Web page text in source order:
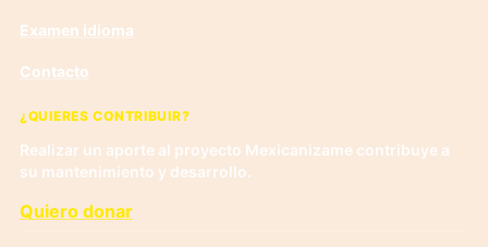
Examen idioma
Contacto
¿QUIERES CONTRIBUIR?
Realizar un aporte al proyecto Mexicanizame contribuye a
su mantenimiento y desarrollo.
Quiero donar